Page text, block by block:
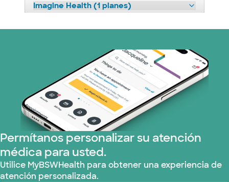
Imagine Health (1 planes)
Medicaid (2 planes)
Medicare (2 planes)
Nebraska Furniture Mart (3 planes)
Prism Electric (1 planes)
Plan de Salud Superior (19 planes)
Tricare (3 planes)
Permítanos personalizar su atención
médica para usted.
Utilice MyBSWHealth para obtener una experiencia de
atención personalizada.